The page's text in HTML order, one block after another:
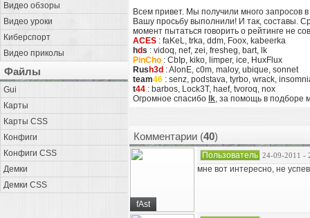
Видео обзоры
Видео уроки
Киберспорт
Видео приколы
Файлы
Gui
Карты
Карты CSS
Конфиги
Конфиги CSS
Демки
Демки CSS
Всем привет. Мы получили много запросов
Вашу просьбу выполнили! И так, составы.
момент пытаться говорить о рейтинге не
ACES : faKeL, trka, ddm, Foox, kabeerka
hds : vidoq, nef, zei, fresheg, bart, lk
PinCho : CbIp, kiko, limper, ice, HuxFlux
Rus h3d : AlonE, c0m, maloy, ubique, sonnet
team46 : senz, podstava, tyrbo, wrack,
t44 : barbos, Lock3T, haef, tvoroq, nox
Огромное спасибо lk, за помощь в подборе
Комментарии (40)
fAst
Пользователь 24-09-2011 -
мне вот интересно, не